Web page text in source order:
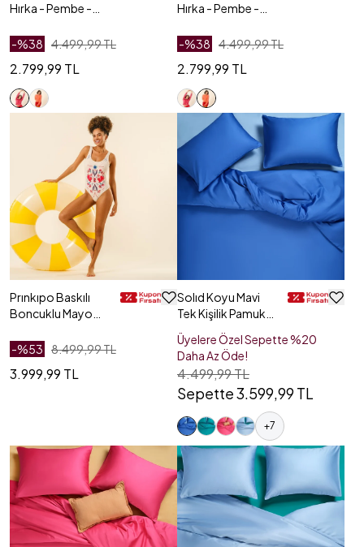
Hırka - Pembe -
-%38 4.499,99 TL
2.799,99 TL
Hırka - Pembe -
-%38 4.499,99 TL
2.799,99 TL
Prınkıpo Baskılı
Boncuklu Mayo
-%53 8.499,99 TL
3.999,99 TL
Solıd Koyu Mavi
Tek Kişilik Pamuk
Nevresim Seti
Üyelere Özel Sepette %20
Daha Az Öde!
4.499,99 TL
Sepette 3.599,99 TL
+7